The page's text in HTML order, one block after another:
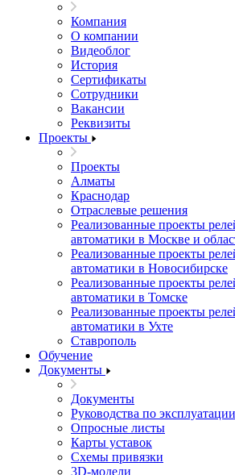
Компания
О компании
Видеоблог
История
Сертификаты
Сотрудники
Вакансии
Реквизиты
Проекты
Проекты
Алматы
Краснодар
Отраслевые решения
Реализованные проекты
автоматики в Москве и
Реализованные проекты
автоматики в Новосибирске
Реализованные проекты
автоматики в Томске
Реализованные проекты
автоматики в Ухте
Ставрополь
Обучение
Документы
Документы
Руководства по эксплуатации
Опросные листы
Карты уставок
Схемы привязки
3D-модели